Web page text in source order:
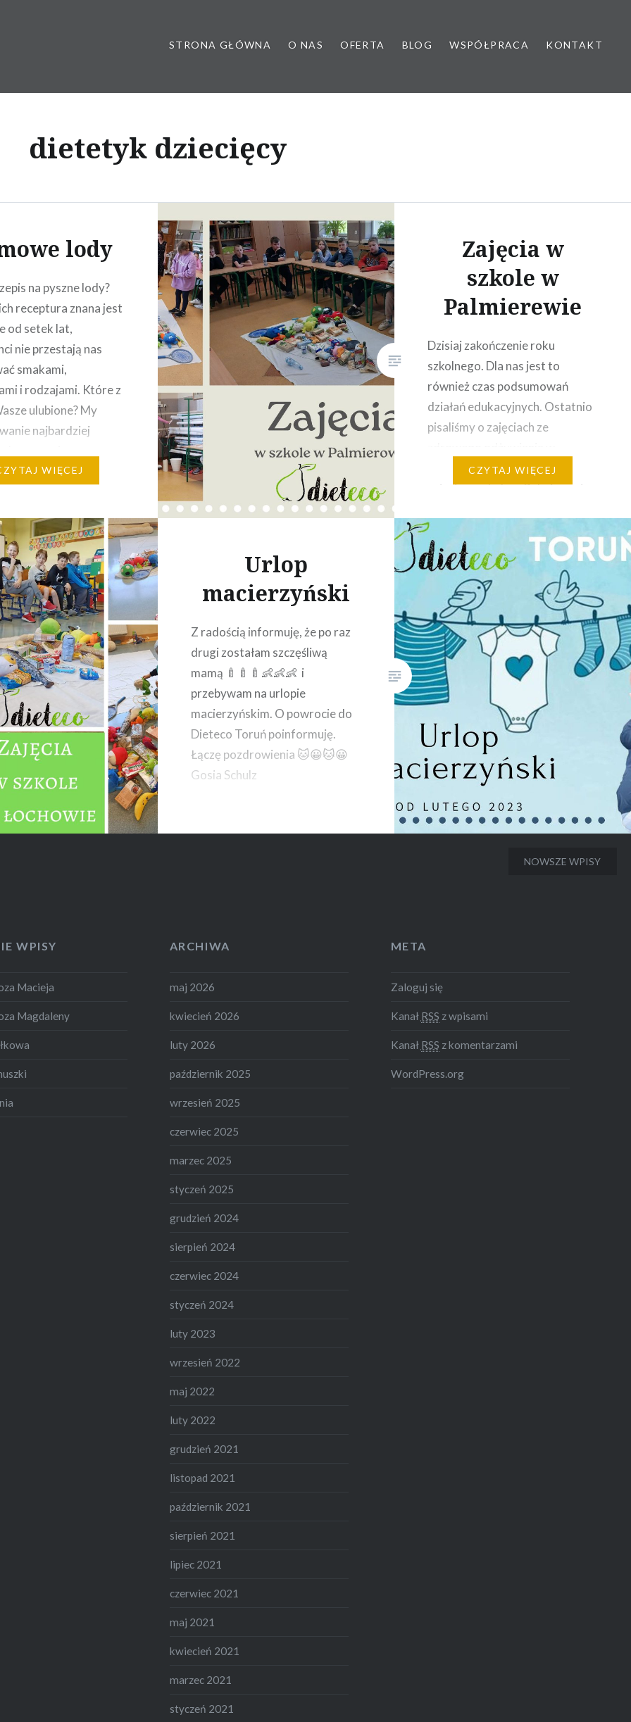
dietetyczna, dietetyk dziecięcy
STRONA GŁÓWNA O NAS OFERTA BLOG WSPÓŁPRACA KONTAKT
dietetyk dziecięcy
lody
na pyszne lody?
receptura znana jest
od setek lat,
nie przestają nas
smakami,
i rodzajami. Które z
ulubione? My
najbardziej
pokusa – 200 g
WIĘCEJ
Zajęcia w
szkole w
Palmierewie
Dzisiaj zakończenie roku
szkolnego. ‍‍Dla nas jest to
również czas podsumowań
działań edukacyjnych. Ostatnio
pisaliśmy o zajęciach ze
Łochowie, a dzisiaj wspominamy
zajęcia w szkole w Palmierowie.
współpracy Dieteco Bydgoszcz
z Urzędem Miasta w Kcyni. W
czasie warsztatów
porozmawialiśmy sobie o
najważniejszych zasadach
zdrowego odżywiania.
Wspólnie sprawdziliśmy…
CZYTAJ WIĘCEJ
Urlop
macierzyński
Z radością informuję, że po raz
drugi zostałam szczęśliwą
mamą 🍼🍼🍼👶👶👶 i
przebywam na urlopie
macierzyńskim. O powrocie do
Dieteco Toruń poinformuję.
Łączę pozdrowienia 🐱😀🐱😀
Gosia Schulz
NOWSZE WPISY
WPISY
Macieja
Magdaleny
ARCHIWA
maj 2026
kwiecień 2026
luty 2026
październik 2025
wrzesień 2025
czerwiec 2025
marzec 2025
styczeń 2025
grudzień 2024
sierpień 2024
czerwiec 2024
styczeń 2024
luty 2023
wrzesień 2022
maj 2022
luty 2022
grudzień 2021
listopad 2021
październik 2021
sierpień 2021
lipiec 2021
czerwiec 2021
maj 2021
kwiecień 2021
marzec 2021
styczeń 2021
META
Zaloguj się
Kanał RSS z wpisami
Kanał RSS z komentarzami
WordPress.org